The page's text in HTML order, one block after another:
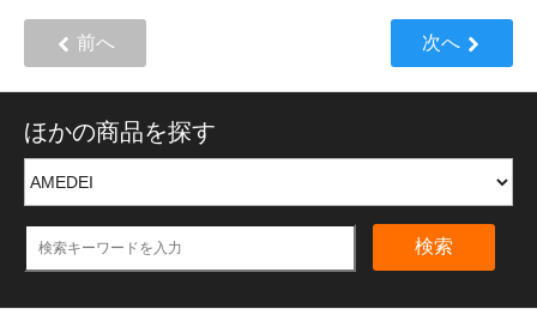
前へ 次へ
ほかの商品を探す
検索